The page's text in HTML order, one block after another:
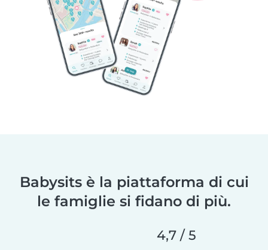
Babysits è la piattaforma di cui
le famiglie si fidano di più.
4,7 / 5